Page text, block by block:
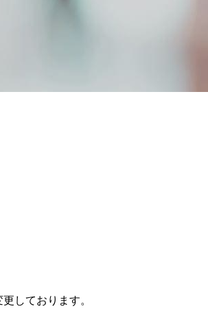
しております。